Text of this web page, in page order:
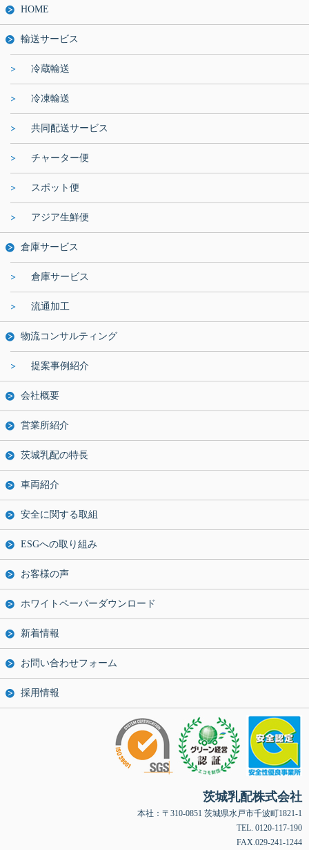
HOME
輸送サービス
冷蔵輸送
冷凍輸送
共同配送サービス
チャーター便
スポット便
アジア生鮮便
倉庫サービス
倉庫サービス
流通加工
物流コンサルティング
提案事例紹介
会社概要
営業所紹介
茨城乳配の特長
車両紹介
安全に関する取組
ESGへの取り組み
お客様の声
ホワイトペーパーダウンロード
新着情報
お問い合わせフォーム
採用情報
茨城乳配株式会社
本社：〒310-0851 茨城県水戸市千波町1821-1
TEL. 0120-117-190
FAX.029-241-1244